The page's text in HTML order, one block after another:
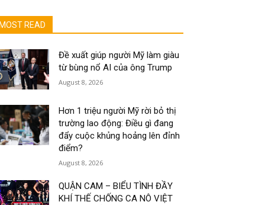
MOST READ
Đề xuất giúp người Mỹ làm giàu
từ bùng nổ AI của ông Trump
August 8, 2026
Hơn 1 triệu người Mỹ rời bỏ thị
trường lao động: Điều gì đang
đẩy cuộc khủng hoảng lên đỉnh
điểm?
August 8, 2026
QUẬN CAM – BIỂU TÌNH ĐẦY
KHÍ THẾ CHỐNG CA NÔ VIỆT